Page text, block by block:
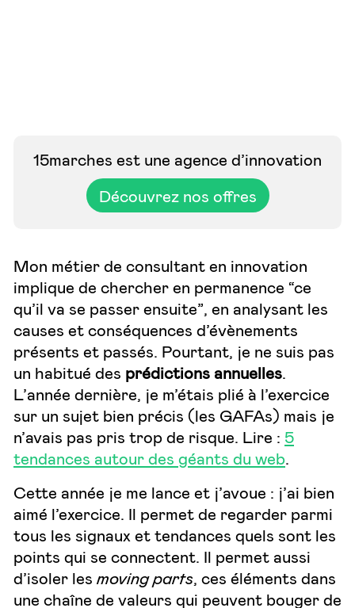
15marches est une agence d’innovation
Découvrez nos offres
Mon métier de consultant en innovation
implique de chercher en permanence “ce
qu’il va se passer ensuite”, en analysant les
causes et conséquences d’évènements
présents et passés. Pourtant, je ne suis pas
un habitué des prédictions annuelles.
L’année dernière, je m’étais plié à l’exercice
sur un sujet bien précis (les GAFAs) mais je
n’avais pas pris trop de risque. Lire : 5
tendances autour des géants du web.
Cette année je me lance et j’avoue : j’ai bien
aimé l’exercice. Il permet de regarder parmi
tous les signaux et tendances quels sont les
points qui se connectent. Il permet aussi
d’isoler les moving parts, ces éléments dans
une chaîne de valeurs qui peuvent bouger de